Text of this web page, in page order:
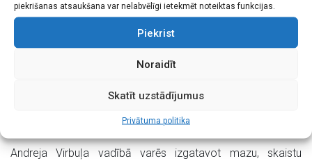
piekrišanas atsaukšana var nelabvēlīgi ietekmēt noteiktas funkcijas.
Piekrist
Noraidīt
Skatīt uzstādījumus
Privātuma politika
pīšanu, šūšanu. Svētku sadaļā “Lauku sēta” varēs aplūkot
senos darbarīkus, uzzināt to pielietojumu un apskatīties kā
Andreja Virbuļa vadībā varēs izgatavot mazu, skaistu